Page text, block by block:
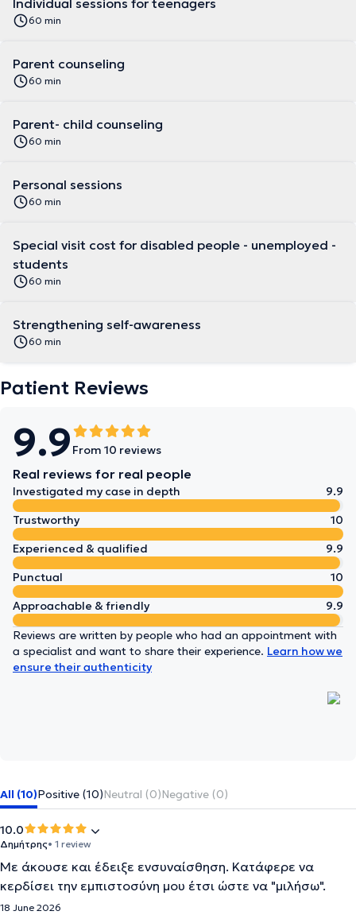
Individual sessions for teenagers
60 min
Parent counseling
60 min
Parent- child counseling
60 min
Personal sessions
60 min
Special visit cost for disabled people - unemployed -
students
60 min
Strengthening self-awareness
60 min
Patient Reviews
9.9 From 10 reviews
Real reviews for real people
Investigated my case in depth
9.9
Trustworthy
10
Experienced & qualified
9.9
Punctual
10
Approachable & friendly
9.9
Reviews are written by people who had an appointment with
a specialist and want to share their experience. Learn how we
ensure their authenticity
All (10)Positive (10)Neutral (0)Negative (0)
10.0
Δημήτρης• 1 review
Με άκουσε και έδειξε ενσυναίσθηση. Κατάφερε να
κερδίσει την εμπιστοσύνη μου έτσι ώστε να "μιλήσω".
18 June 2026